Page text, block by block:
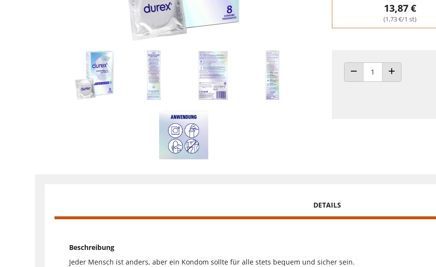
13,87 €
(1,73 €/1 st)
ANZAHL VERRINGERNANZAHL ERHÖHEN
DETAILS
Beschreibung
Jeder Mensch ist anders, aber ein Kondom sollte für alle stets bequem und sicher sein.